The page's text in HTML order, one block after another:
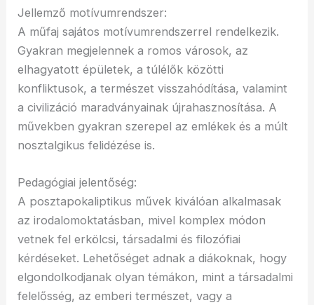
Jellemző motívumrendszer:
A műfaj sajátos motívumrendszerrel rendelkezik.
Gyakran megjelennek a romos városok, az
elhagyatott épületek, a túlélők közötti
konfliktusok, a természet visszahódítása, valamint
a civilizáció maradványainak újrahasznosítása. A
művekben gyakran szerepel az emlékek és a múlt
nosztalgikus felidézése is.
Pedagógiai jelentőség:
A posztapokaliptikus művek kiválóan alkalmasak
az irodalomoktatásban, mivel komplex módon
vetnek fel erkölcsi, társadalmi és filozófiai
kérdéseket. Lehetőséget adnak a diákoknak, hogy
elgondolkodjanak olyan témákon, mint a társadalmi
felelősség, az emberi természet, vagy a